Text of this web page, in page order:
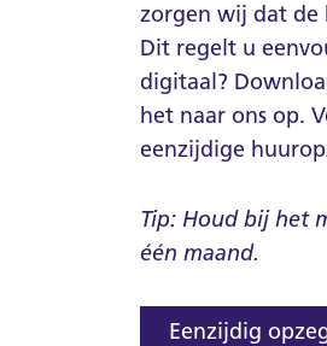
zorgen wij dat de
Dit regelt u
digitaal?
het naar ons op.
eenzijdige
Tip: Houd bij het
één maand.
Eenzijdig